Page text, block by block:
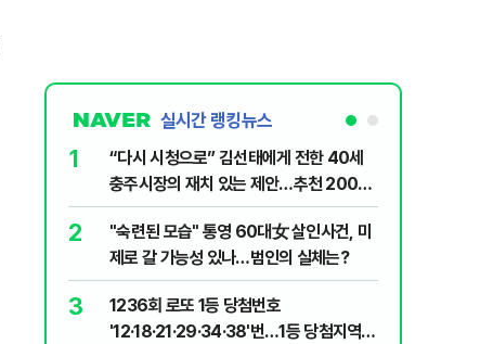
실시간 랭킹뉴스
1
“다시 시청으로” 김선태에게 전한 40세
충주시장의 재치 있는 제안…추천 2000
개
2
"숙련된 모습" 통영 60대女 살인사건, 미
제로 갈 가능성 있나…범인의 실체는?
3
1236회 로또 1등 당첨번호
'12·18·21·29·34·38'번…1등 당첨지역